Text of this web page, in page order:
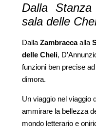
Dalla
sala delle
Dalla Zambraccaalla
delle Cheli,
funzioni ben precise
dimora.
Un viaggio nel viaggio
ammirare la bellezza
mondo letterario e